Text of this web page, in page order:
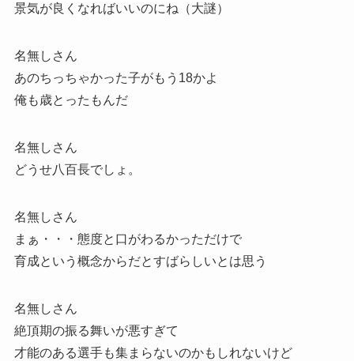
景気が良くなればいいのにね（大謎）
名無しさん
あのちっちゃかった子がもう18かよ
俺も歳とったもんだ
名無しさん
どうせ八百長でしょ。
名無しさん
まぁ・・・態度と口がわるかっただけで
育成という概念からだとすばらしいとは思う
名無しさん
絶頂期の振る舞いが悪すぎて
才能のある選手も集まらないのかもしれないけど